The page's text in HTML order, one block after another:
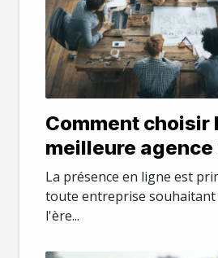
Comment choisir
meilleure agence
création de sites
La présence en ligne est
toute entreprise
l'ère...